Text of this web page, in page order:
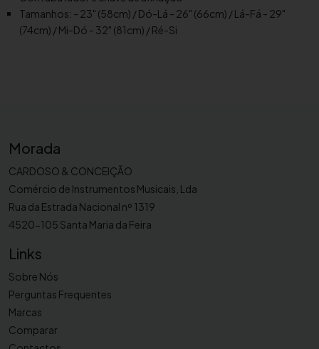
n
r
a
u
l
t
V
y
a
g
e
r
f
Tamanhos: - 23" (58cm) / Dó-Lá - 26" (66cm) / Lá-Fá - 29"
(74cm) / Mi-Dó - 32" (81cm) / Ré-Si
Morada
CARDOSO & CONCEIÇÃO
Comércio de Instrumentos Musicais, Lda
Rua da Estrada Nacional nº 1319
4520-105 Santa Maria da Feira
Links
Sobre Nós
Perguntas Frequentes
Marcas
Comparar